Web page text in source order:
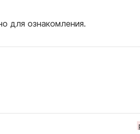
для ознакомления.